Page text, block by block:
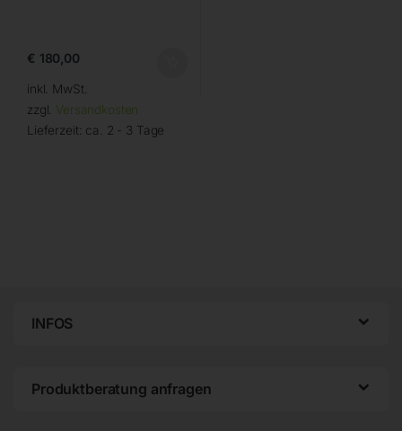
€ 180,00
inkl. MwSt.
zzgl. Versandkosten
Lieferzeit: ca. 2 - 3 Tage
INFOS
Produktberatung anfragen